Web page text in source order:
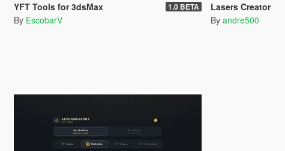
YFT Tools for 3dsMax 1.0 BETA
By EscobarV
Lasers Creator
By andre500